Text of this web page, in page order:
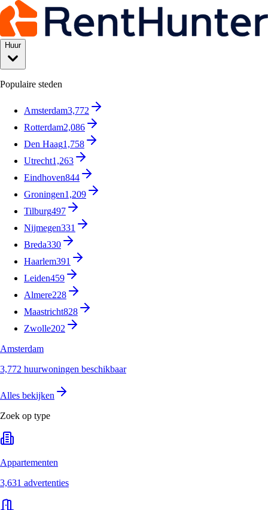
Huur
Populaire steden
Amsterdam3,772
Rotterdam2,086
Den Haag1,758
Utrecht1,263
Eindhoven844
Groningen1,209
Tilburg497
Nijmegen331
Breda330
Haarlem391
Leiden459
Almere228
Maastricht828
Zwolle202
Amsterdam
3,772 huurwoningen beschikbaar
Alles bekijken
Zoek op type
Appartementen
3,631 advertenties